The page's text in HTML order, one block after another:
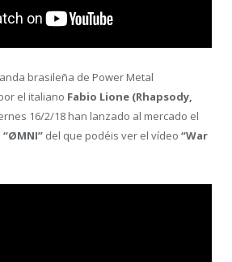
brasileña de Power Metal
el italiano Fabio Lione (Rhapsody,
16/2/18 han lanzado al mercado el
“ØMNI” del que podéis ver el vídeo “War